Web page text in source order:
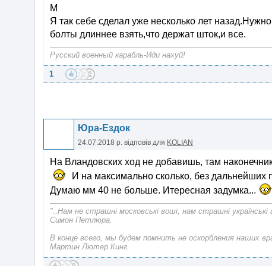
М
Я так себе сделал уже несколько лет
болты длиннее взять,что держат шток,и все.
Русский военный карабль-Иди нахуй!
1
Юра-Ездок
24.07.2018 р. відповів для KOLIAN
На Вландовских ход не добавишь, там
И на максимально сколько, без дальнейших
Думаю мм 40 не больше. Итересная задумка...
"..Нам не страшні московські воші, нам страшні українські
Симон Петлюра.
В конце всего, мы будем помнить не оскорбления наших
Мартин Лютер Кинг.